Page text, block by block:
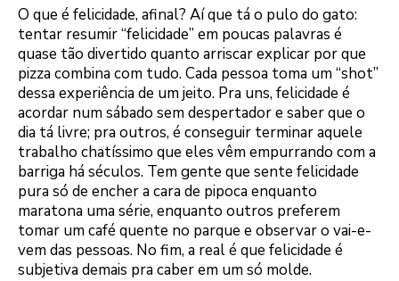
O que é felicidade, afinal? Aí que tá o pulo do gato:
tentar resumir “felicidade” em poucas palavras é
quase tão divertido quanto arriscar explicar por que
pizza combina com tudo. Cada pessoa toma um “shot”
dessa experiência de um jeito. Pra uns, felicidade é
acordar num sábado sem despertador e saber que o
dia tá livre; pra outros, é conseguir terminar aquele
trabalho chatíssimo que eles vêm empurrando com a
barriga há séculos. Tem gente que sente felicidade
pura só de encher a cara de pipoca enquanto
maratona uma série, enquanto outros preferem
tomar um café quente no parque e observar o vai-e-
vem das pessoas. No fim, a real é que felicidade é
subjetiva demais pra caber em um só molde.